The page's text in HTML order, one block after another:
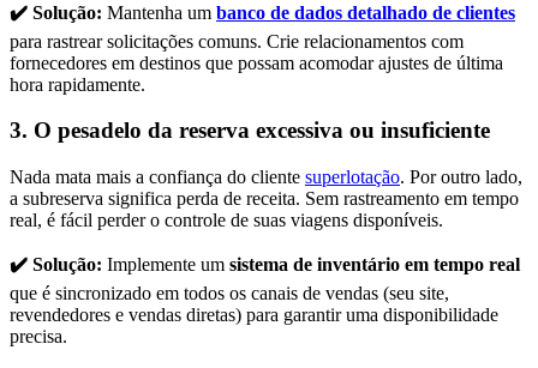
✔️ Solução: Mantenha um banco de dados detalhado de clientes
para rastrear solicitações comuns. Crie relacionamentos com
fornecedores em destinos que possam acomodar ajustes de última
hora rapidamente.
3. O pesadelo da reserva excessiva ou insuficiente
Nada mata mais a confiança do cliente superlotação. Por outro lado,
a subreserva significa perda de receita. Sem rastreamento em tempo
real, é fácil perder o controle de suas viagens disponíveis.
✔️ Solução: Implemente um sistema de inventário em tempo real
que é sincronizado em todos os canais de vendas (seu site,
revendedores e vendas diretas) para garantir uma disponibilidade
precisa.